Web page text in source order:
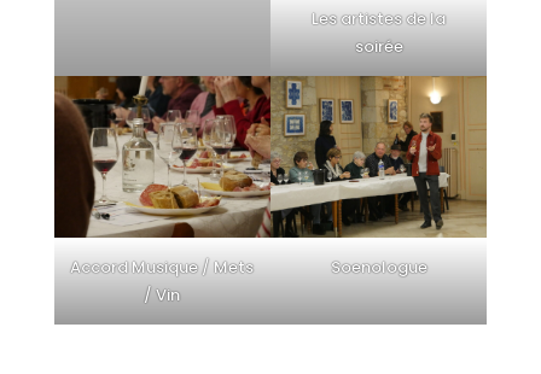
Les artistes de la
soirée
Accord Musique / Mets
/ Vin
Soenologue